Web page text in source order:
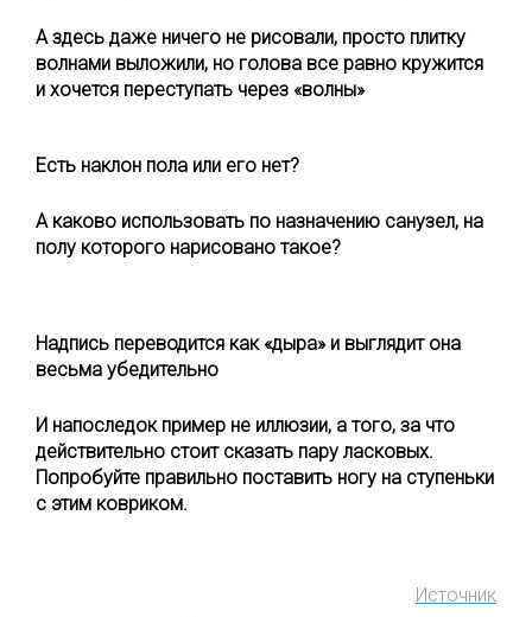
А здесь даже ничего не рисовали, просто плитку
волнами выложили, но голова все равно кружится
и хочется переступать через «волны»
Есть наклон пола или его нет?
А каково использовать по назначению санузел, на
полу которого нарисовано такое?
Надпись переводится как «дыра» и выглядит она
весьма убедительно
И напоследок пример не иллюзии, а того, за что
действительно стоит сказать пару ласковых.
Попробуйте правильно поставить ногу на ступеньки
с этим ковриком.
Источник